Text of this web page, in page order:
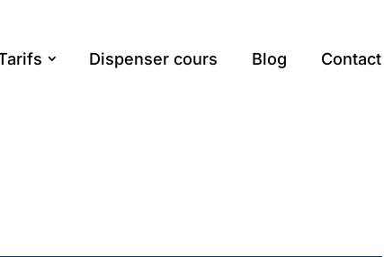
Dispenser cours Blog Contact